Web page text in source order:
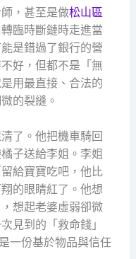
，甚至是做松山區
臨時斷鏈時走進當
是錯過了銀行的營
好，但都不是「無
用最直接、合法的
的裂縫。
了。他把機車騎回
子送給李姐。李姐
給寶寶吃吧，他比
的眼睛紅了。他想
想起老婆虛弱卻微
見到的「救命錢」
一份基於物品與信任